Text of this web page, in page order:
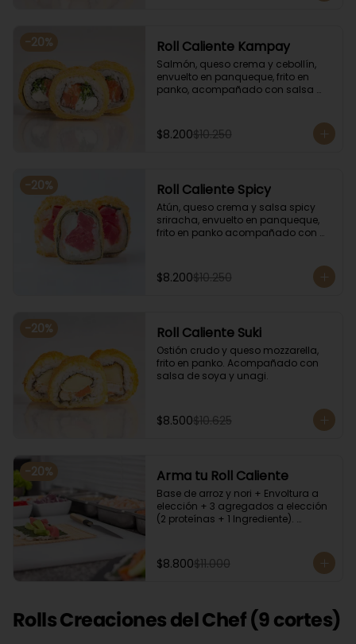
-20% Roll Caliente Kampay
Salmón, queso crema y cebollín,
envuelto en panqueque, frito en
panko, acompañado con salsa
$8.200$10.250
-20% Roll Caliente Spicy
Atún, queso crema y salsa spicy
sriracha, envuelto en panqueque,
frito en panko acompañado con
$8.200$10.250
-20% Roll Caliente Suki
Ostión crudo y queso mozzarella,
frito en panko. Acompañado con
salsa de soya y unagi.
$8.500$10.625
-20% Arma tu Roll Caliente
Base de arroz y nori + Envoltura a
elección + 3 agregados a elección
(2 proteínas + 1 Ingrediente).
$8.800$11.000
Rolls Creaciones del Chef (9 cortes)